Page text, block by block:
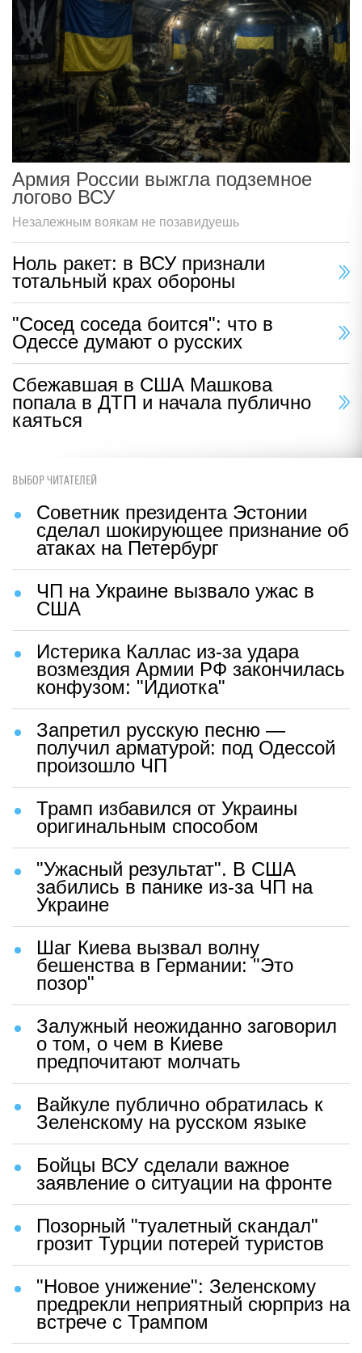
Армия России выжгла подземное
логово ВСУ
Незалежным воякам не позавидуешь
Ноль ракет: в ВСУ признали
тотальный крах обороны
"Сосед соседа боится": что в
Одессе думают о русских
Сбежавшая в США Машкова
попала в ДТП и начала публично
каяться
ВЫБОР ЧИТАТЕЛЕЙ
Советник президента Эстонии
сделал шокирующее признание об
атаках на Петербург
ЧП на Украине вызвало ужас в
США
Истерика Каллас из-за удара
возмездия Армии РФ закончилась
конфузом: "Идиотка"
Запретил русскую песню —
получил арматурой: под Одессой
произошло ЧП
Трамп избавился от Украины
оригинальным способом
"Ужасный результат". В США
забились в панике из-за ЧП на
Украине
Шаг Киева вызвал волну
бешенства в Германии: "Это
позор"
Залужный неожиданно заговорил
о том, о чем в Киеве
предпочитают молчать
Вайкуле публично обратилась к
Зеленскому на русском языке
Бойцы ВСУ сделали важное
заявление о ситуации на фронте
Позорный "туалетный скандал"
грозит Турции потерей туристов
"Новое унижение": Зеленскому
предрекли неприятный сюрприз на
встрече с Трампом